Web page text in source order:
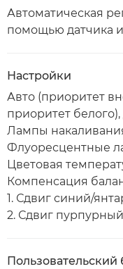
Автоматическая
помощью датчика
Настройки
Авто (приоритет
приоритет
Лампы
Флуоресцентные
Цветовая
Компенсация
1. Сдвиг синий/
2. Сдвиг
Пользовательский